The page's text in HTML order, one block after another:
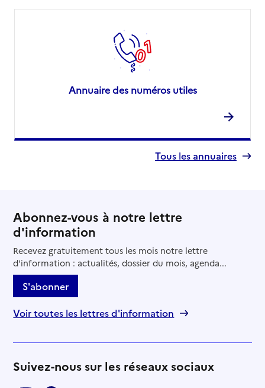
Annuaire des numéros utiles
Tous les annuaires
Abonnez-vous à notre lettre
d'information
Recevez gratuitement tous les mois notre lettre
d'information : actualités, dossier du mois, agenda...
S'abonner
Voir toutes les lettres d'information
Suivez-nous sur les réseaux sociaux